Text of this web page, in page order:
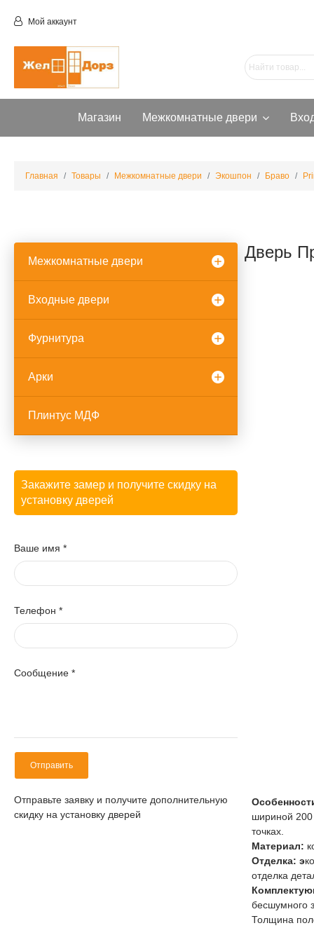
Мой аккаунт
Магазин Межкомнатные двери
Главная Товары Межкомнатные двери Экошпон Браво
Межкомнатные двери
Входные двери
Фурнитура
Арки
Плинтус МДФ
Закажите замер и получите скидку на
установку дверей
Ваше имя *
Телефон *
Сообщение *
Отправить
Отправьте заявку и получите дополнительную
скидку на установку дверей
Дверь
шириной 200
точках.
Материал:
Отделка: э
отделка
бесшумного
Толщина